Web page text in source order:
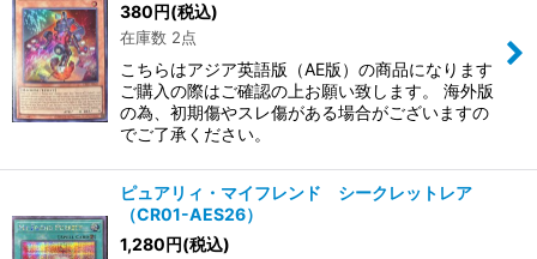
380円(税込)
在庫数 2点
こちらはアジア英語版（AE版）の商品になります
ご購入の際はご確認の上お願い致します。 海外版
の為、初期傷やスレ傷がある場合がございますの
でご了承ください。
ピュアリィ・マイフレンド シークレットレア
（CR01-AES26）
1,280円(税込)